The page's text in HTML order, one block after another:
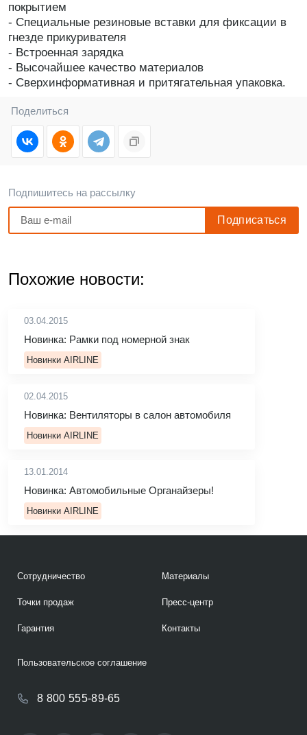
покрытием
- Специальные резиновые вставки для фиксации в
гнезде прикуривателя
- Встроенная зарядка
- Высочайшее качество материалов
- Сверхинформативная и притягательная упаковка.
Поделиться
Подпишитесь на рассылку
Похожие новости:
03.04.2015
Новинка: Рамки под номерной знак
Новинки AIRLINE
02.04.2015
Новинка: Вентиляторы в салон автомобиля
Новинки AIRLINE
13.01.2014
Новинка: Автомобильные Органайзеры!
Новинки AIRLINE
Сотрудничество
Точки продаж
Гарантия
Материалы
Пресс-центр
Контакты
8 800 555-89-65
Пользовательское соглашение